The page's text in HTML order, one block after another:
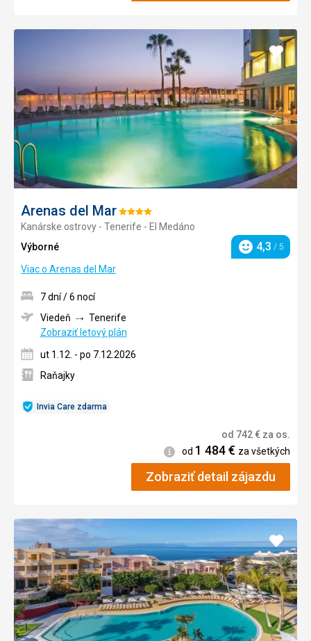
Arenas del MarHodnotenie:
4/5
Kanárske ostrovy - Tenerife - El Medáno
Výborné
Hodnotenie
4,3 / 5
Viac o Arenas del Mar
Pridať
do
Invia Care zdarma
7 dní / 6 nocí
Viedeň
Tenerife
Zobraziť letový plán
ut 1.12. - po 7.12.2026
Raňajky
od 742€ za os.
Informácie
od 1 484€ za všetkých
Zobraziť detail zájazdu
Pridať
do